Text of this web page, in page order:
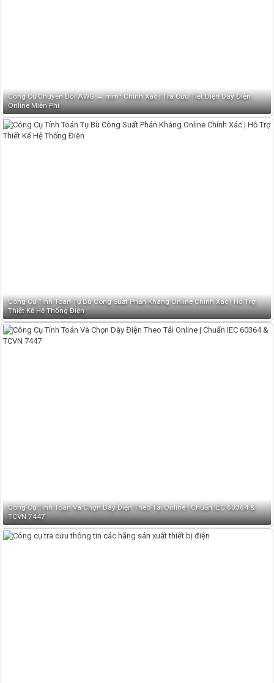
Công Cụ Chuyển Đổi AWG ↔ mm² Chính Xác | Tra Cứu Tiết Diện Dây Điện
Online Miễn Phí
Công Cụ Tính Toán Tụ Bù Công Suất Phản Kháng Online Chính Xác | Hỗ Trợ
Thiết Kế Hệ Thống Điện
Công Cụ Tính Toán Và Chọn Dây Điện Theo Tải Online | Chuẩn IEC 60364 &
TCVN 7447